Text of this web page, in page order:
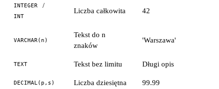
INTEGER /
INT
Liczba całkowita 42
VARCHAR(n)
Tekst do n
znaków
'Warszawa'
TEXT Tekst bez limitu Długi opis
DECIMAL(p,s) Liczba dziesiętna 99.99